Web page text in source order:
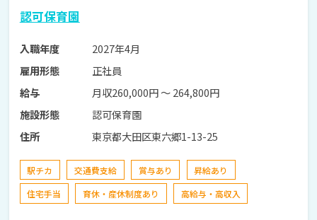
認可保育園
入職年度
2027年4月
雇用形態
正社員
給与
月収260,000円 〜 264,800円
施設形態
認可保育園
住所
東京都大田区東六郷1-13-25
駅チカ 交通費支給 賞与あり
昇給あり
住宅手当
育休・産休制度あり 高給与・高収入